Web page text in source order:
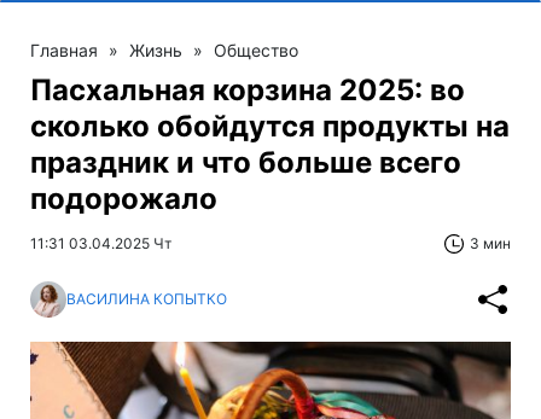
Главная » Жизнь » Общество
Пасхальная корзина 2025: во
сколько обойдутся продукты на
праздник и что больше всего
подорожало
11:31 03.04.2025 Чт 3 мин
ВАСИЛИНА КОПЫТКО